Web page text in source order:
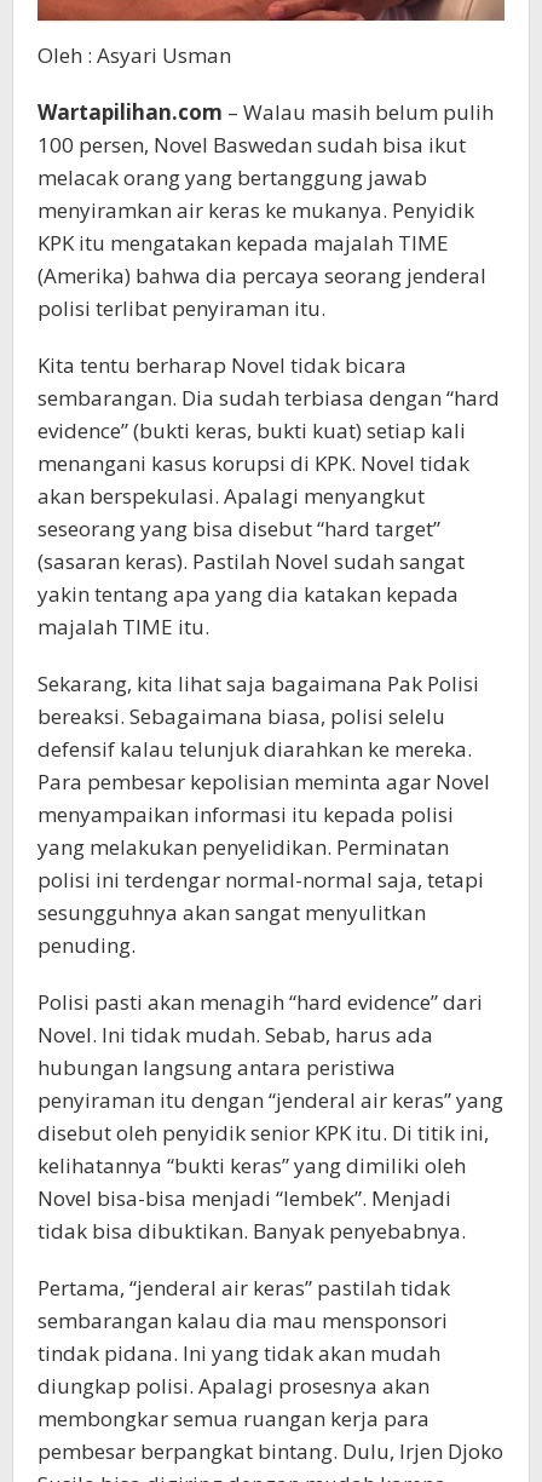
Oleh : Asyari Usman
Wartapilihan.com – Walau masih belum pulih
100 persen, Novel Baswedan sudah bisa ikut
melacak orang yang bertanggung jawab
menyiramkan air keras ke mukanya. Penyidik
KPK itu mengatakan kepada majalah TIME
(Amerika) bahwa dia percaya seorang jenderal
polisi terlibat penyiraman itu.
Kita tentu berharap Novel tidak bicara
sembarangan. Dia sudah terbiasa dengan “hard
evidence” (bukti keras, bukti kuat) setiap kali
menangani kasus korupsi di KPK. Novel tidak
akan berspekulasi. Apalagi menyangkut
seseorang yang bisa disebut “hard target”
(sasaran keras). Pastilah Novel sudah sangat
yakin tentang apa yang dia katakan kepada
majalah TIME itu.
Sekarang, kita lihat saja bagaimana Pak Polisi
bereaksi. Sebagaimana biasa, polisi selelu
defensif kalau telunjuk diarahkan ke mereka.
Para pembesar kepolisian meminta agar Novel
menyampaikan informasi itu kepada polisi
yang melakukan penyelidikan. Perminatan
polisi ini terdengar normal-normal saja, tetapi
sesungguhnya akan sangat menyulitkan
penuding.
Polisi pasti akan menagih “hard evidence” dari
Novel. Ini tidak mudah. Sebab, harus ada
hubungan langsung antara peristiwa
penyiraman itu dengan “jenderal air keras” yang
disebut oleh penyidik senior KPK itu. Di titik ini,
kelihatannya “bukti keras” yang dimiliki oleh
Novel bisa-bisa menjadi “lembek”. Menjadi
tidak bisa dibuktikan. Banyak penyebabnya.
Pertama, “jenderal air keras” pastilah tidak
sembarangan kalau dia mau mensponsori
tindak pidana. Ini yang tidak akan mudah
diungkap polisi. Apalagi prosesnya akan
membongkar semua ruangan kerja para
pembesar berpangkat bintang. Dulu, Irjen Djoko